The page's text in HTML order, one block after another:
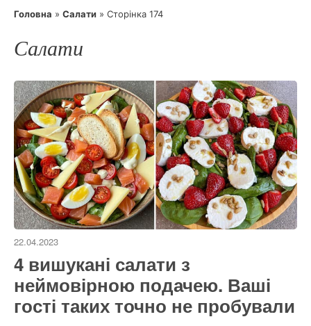
Головна » Салати » Сторінка 174
Салати
22.04.2023
4 вишукані салати з
неймовірною подачею. Ваші
гості таких точно не пробували